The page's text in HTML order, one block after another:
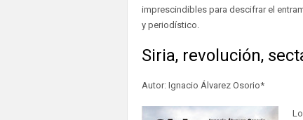
imprescindibles para descifrar el
y periodístico.
Siria, revolución,
Autor: Ignacio Álvarez Osorio*